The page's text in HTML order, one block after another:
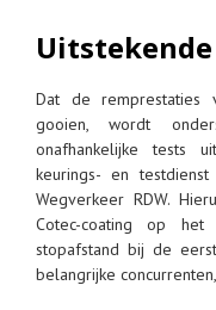
Dat de remprestaties
gooien, wordt
onafhankelijke tests
keurings- en
Wegverkeer RDW.
Cotec-coating op het
stopafstand bij de
belangrijke